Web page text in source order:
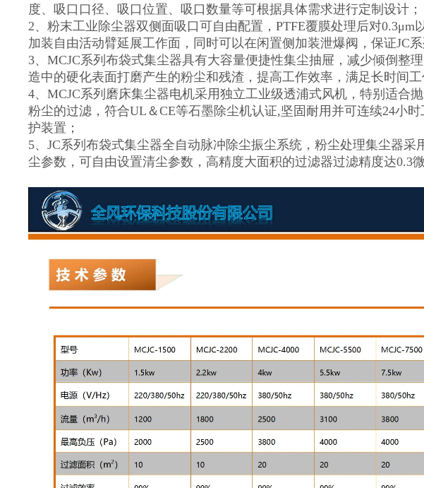
度、吸口口径、吸口位置、吸口数量等可根据具体需求进行定制设计；
2、粉末工业除尘器双侧面吸口可自由配置，PTFE覆膜处理后对0.3μm
加装自由活动臂延展工作面，同时可以在闲置侧加装泄爆阀，保证JC
3、MCJC系列布袋式集尘器具有大容量便捷性集尘抽屉，减少倾倒整
造中的硬化表面打磨产生的粉尘和残渣，提高工作效率，满足长时间工
4、MCJC系列磨床集尘器电机采用独立工业级透浦式风机，特别适合
粉尘的过滤，符合UL＆CE等石墨除尘机认证,坚固耐用并可连续24小
护装置；
5、JC系列布袋式集尘器全自动脉冲除尘振尘系统，粉尘处理集尘器
尘参数，可自由设置清尘参数，高精度大面积的过滤器过滤精度达0.3